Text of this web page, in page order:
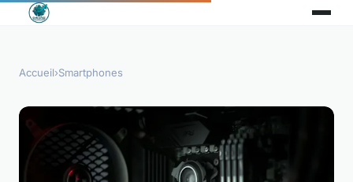
Accueil›Smartphones